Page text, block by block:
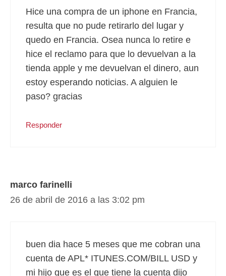
Hice una compra de un iphone en Francia,
resulta que no pude retirarlo del lugar y
quedo en Francia. Osea nunca lo retire e
hice el reclamo para que lo devuelvan a la
tienda apple y me devuelvan el dinero, aun
estoy esperando noticias. A alguien le
paso? gracias
Responder
marco farinelli
26 de abril de 2016 a las 3:02 pm
buen dia hace 5 meses que me cobran una
cuenta de APL* ITUNES.COM/BILL USD y
mi hijo que es el que tiene la cuenta dijo